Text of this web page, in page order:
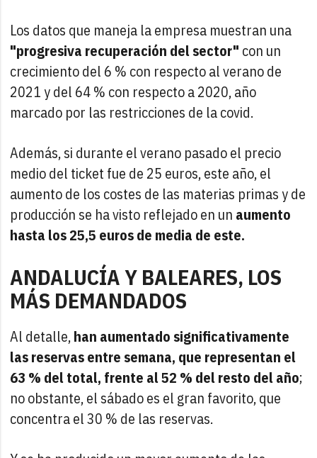
Los datos que maneja la empresa muestran una
"progresiva recuperación del sector" con un
crecimiento del 6 % con respecto al verano de
2021 y del 64 % con respecto a 2020, año
marcado por las restricciones de la covid.
Además, si durante el verano pasado el precio
medio del ticket fue de 25 euros, este año, el
aumento de los costes de las materias primas y de
producción se ha visto reflejado en un aumento
hasta los 25,5 euros de media de este.
ANDALUCÍA Y BALEARES, LOS
MÁS DEMANDADOS
Al detalle,han aumentado significativamente
las reservas entre semana, que representan el
63 % del total, frente al 52 % del resto del año;
no obstante, el sábado es el gran favorito, que
concentra el 30 % de las reservas.